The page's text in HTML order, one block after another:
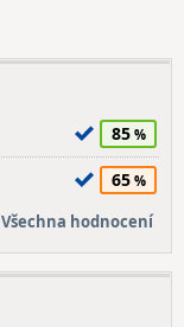
85
65
Všechna hodnocení